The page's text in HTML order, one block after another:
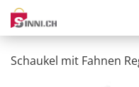
Schaukel mit Fahnen